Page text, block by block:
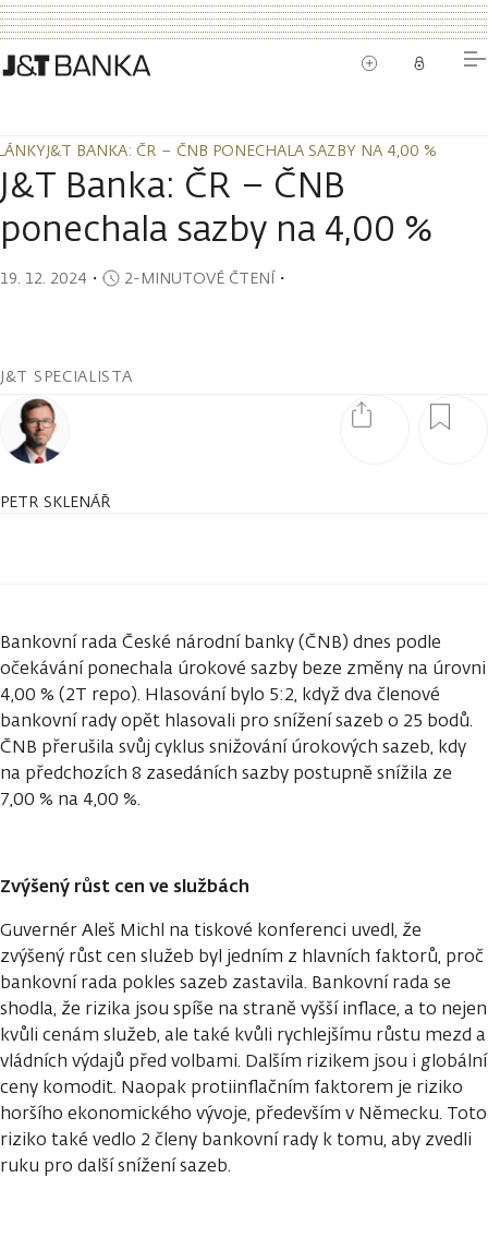
J&T BANKA: ČR – ČNB PONECHALA SAZBY NA 4,00 %
J&T BANKA: ČR – ČNB PONECHALA SAZBY NA 4,00 %
J&T Banka: ČR – ČNB
ponechala sazby na 4,00 %
19. 12. 2024 ・ 2-MINUTOVÉ ČTENÍ・
J&T SPECIALISTA
PETR SKLENÁŘ
Bankovní rada České národní banky (ČNB) dnes podle
očekávání ponechala úrokové sazby beze změny na úrovni
4,00 % (2T repo). Hlasování bylo 5:2, když dva členové
bankovní rady opět hlasovali pro snížení sazeb o 25 bodů.
ČNB přerušila svůj cyklus snižování úrokových sazeb, kdy
na předchozích 8 zasedáních sazby postupně snížila ze
7,00 % na 4,00 %.
Zvýšený růst cen ve službách
Guvernér Aleš Michl na tiskové konferenci uvedl, že
zvýšený růst cen služeb byl jedním z hlavních faktorů, proč
bankovní rada pokles sazeb zastavila. Bankovní rada se
shodla, že rizika jsou spíše na straně vyšší inflace, a to nejen
kvůli cenám služeb, ale také kvůli rychlejšímu růstu mezd a
vládních výdajů před volbami. Dalším rizikem jsou i globální
ceny komodit. Naopak protiinflačním faktorem je riziko
horšího ekonomického vývoje, především v Německu. Toto
riziko také vedlo 2 členy bankovní rady k tomu, aby zvedli
ruku pro další snížení sazeb.